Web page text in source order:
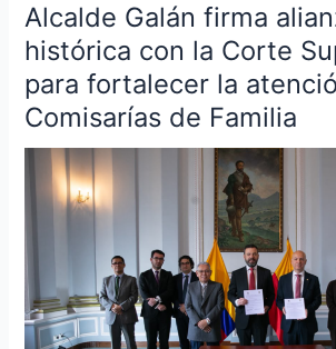
Alcalde Galán firma
histórica con la Corte
para fortalecer la
Comisarías de Familia
Alcalde
Galán
firma
alianza
histórica
con
Corte
fortalecer
la
atención